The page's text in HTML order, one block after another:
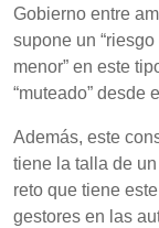
Gobierno entre
supone un
menor” en este
“muteado” desde
Además, este
tiene la talla de
reto que tiene
gestores en las